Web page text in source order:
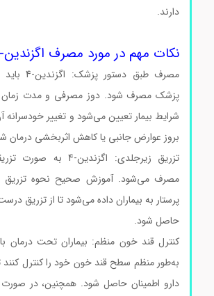
دارند.
نکات مهم در مورد مصرف اگزندین-4
مصرف طبق دستور پزشک:
پزشک مصرف شود. دوز مصرفی و مدت زمان
شرایط بیمار تعیین می‌شود و تغییر خودسرانه آن
بروز عوارض جانبی یا کاهش اثربخشی درمان شود.
تزریق زیرجلدی: اگزندین-4 به
مصرف می‌شود. آموزش صحیح نحوه تزریق
پرستار به بیماران داده می‌شود تا از تزریق درست
حاصل شود.اگزندین-4 کد E7144 اگزندین-4 کد E7144
به‌طور منظم سطح قند خون خود را کنترل کنند تا
دارو اطمینان حاصل شود. همچنین، در صورت